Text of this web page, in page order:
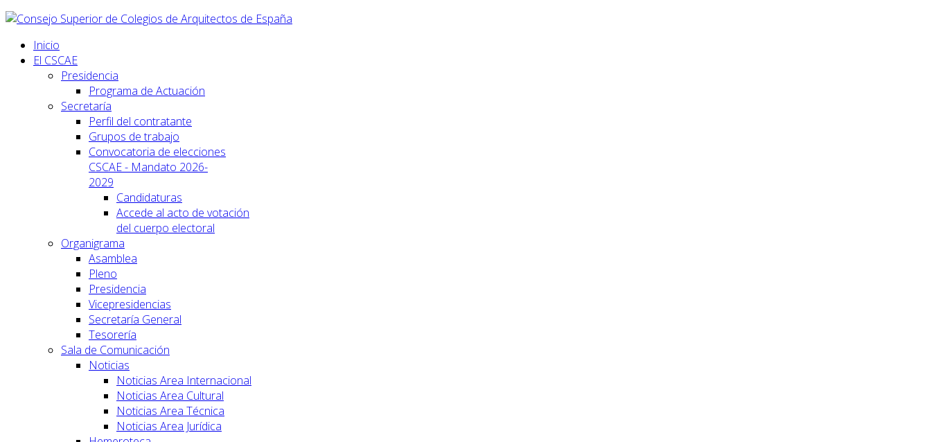
Inicio
El CSCAE
Presidencia
Programa de Actuación
Secretaría
Perfil del contratante
Grupos de trabajo
Convocatoria de elecciones
CSCAE - Mandato 2026-
2029
Candidaturas
Accede al acto de votación
del cuerpo electoral
Organigrama
Asamblea
Pleno
Presidencia
Vicepresidencias
Secretaría General
Tesorería
Sala de Comunicación
Noticias
Noticias Area Internacional
Noticias Area Cultural
Noticias Area Técnica
Noticias Area Jurídica